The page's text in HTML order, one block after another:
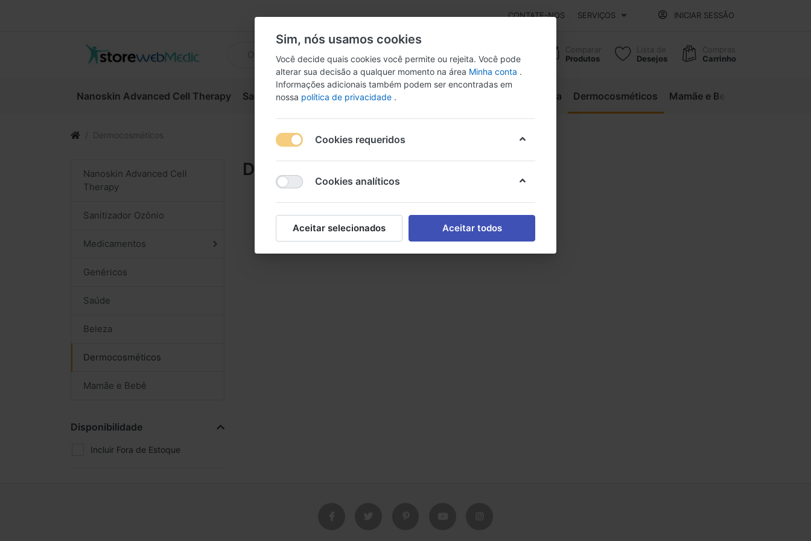
CONTATE-NOS SERVIÇOS INICIAR SESSÃO
Comparar
Produtos
Lista de
Desejos
Compras
Carrinho
Nanoskin Advanced Cell Therapy Sanitizador Ozônio Medicamentos Beleza Dermocosméticos Mamãe e Bebê
Dermocosméticos
Nanoskin Advanced Cell
Therapy
Sanitizador Ozônio
Medicamentos
Genéricos
Saúde
Beleza
Dermocosméticos
Mamãe e Bebê
Disponibilidade
Incluir Fora de Estoque
Dermocosméticos
Sim, nós usamos cookies
Você decide quais cookies você permite ou rejeita. Você pode
alterar sua decisão a qualquer momento na área Minha conta .
Informações adicionais também podem ser encontradas em
nossa política de privacidade .
Cookies requeridos
Cookies analíticos
Aceitar selecionados Aceitar todos